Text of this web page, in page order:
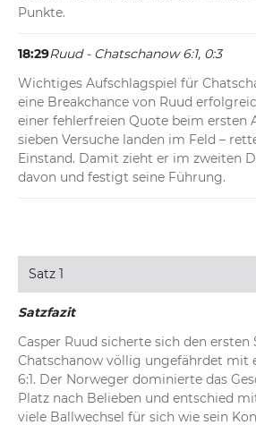
Punkte.
18:29Ruud - Chatschanow 6:1, 0:3
Wichtiges Aufschlagspiel für
eine Breakchance von Ruud
einer fehlerfreien Quote beim ersten
sieben Versuche landen im Feld –
Einstand. Damit zieht er im zweiten
davon und festigt seine Führung.
Satz 1
Satzfazit
Casper Ruud sicherte sich den ersten
Chatschanow völlig ungefährdet mit
6:1. Der Norweger dominierte das
Platz nach Belieben und entschied
viele Ballwechsel für sich wie sein